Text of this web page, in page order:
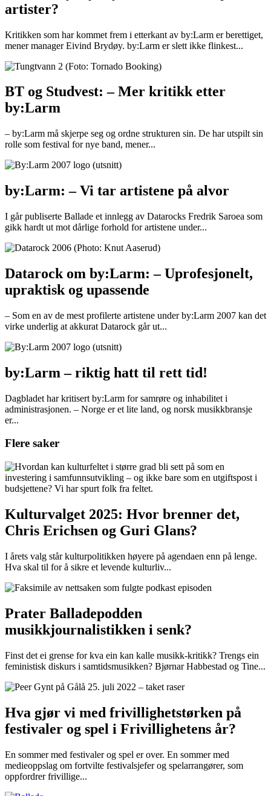
artister?
Kritikken som har kommet frem i etterkant av by:Larm er berettiget,
mener manager Eivind Brydøy. by:Larm er slett ikke flinkest...
BT og Studvest: – Mer kritikk etter
by:Larm
– by:Larm må skjerpe seg og ordne strukturen sin. De har utspilt sin
rolle som festival for nye band, mener...
by:Larm: – Vi tar artistene på alvor
I går publiserte Ballade et innlegg av Datarocks Fredrik Saroea som
gikk hardt ut mot dårlige forhold for artistene under...
Datarock om by:Larm: – Uprofesjonelt,
upraktisk og upassende
– Som en av de mest profilerte artistene under by:Larm 2007 kan det
virke underlig at akkurat Datarock går ut...
by:Larm – riktig hatt til rett tid!
Dagbladet har kritisert by:Larm for samrøre og inhabilitet i
administrasjonen. – Norge er et lite land, og norsk musikkbransje
er...
Flere saker
Kulturvalget 2025: Hvor brenner det,
Chris Erichsen og Guri Glans?
I årets valg står kulturpolitikken høyere på agendaen enn på lenge.
Hva skal til for å sikre et levende kulturliv...
Prater Balladepodden
musikkjournalistikken i senk?
Finst det ei grense for kva ein kan kalle musikk-kritikk? Trengs ein
feministisk diskurs i samtidsmusikken? Bjørnar Habbestad og Tine...
Hva gjør vi med frivillighetstørken på
festivaler og spel i Frivillighetens år?
En sommer med festivaler og spel er over. En sommer med
medieoppslag om fortvilte festivalsjefer og spelarrangører, som
oppfordrer frivillige...